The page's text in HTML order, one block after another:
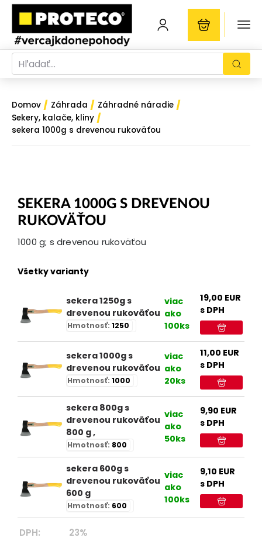
Domov / Záhrada / Záhradné náradie /
Sekery, kalače, kliny /
sekera 1000g s drevenou rukoväťou
SEKERA 1000G S DREVENOU
RUKOVÄŤOU
1000 g; s drevenou rukoväťou
Všetky varianty
sekera 1250g s
drevenou rukoväťou
Hmotnosť: 1250
viac
ako
100ks
19,00 EUR
s DPH
sekera 1000g s
drevenou rukoväťou
Hmotnosť: 1000
viac
ako
20ks
11,00 EUR
s DPH
sekera 800g s
drevenou rukoväťou
800 g ,
Hmotnosť: 800
viac
ako
50ks
9,90 EUR
s DPH
sekera 600g s
drevenou rukoväťou
600 g
Hmotnosť: 600
viac
ako
100ks
9,10 EUR
s DPH
DPH:
23%